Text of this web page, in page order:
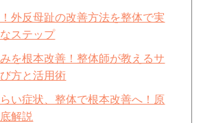
外反母趾の改善方法を整体で実
ステップ
を根本改善！整体師が教えるサ
方と活用術
い症状、整体で根本改善へ！原
解説